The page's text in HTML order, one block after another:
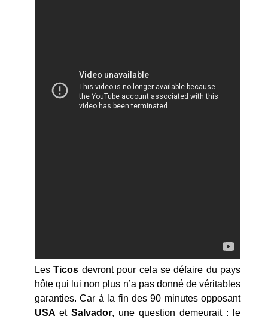
LesTicos devront pour cela se défaire du pays
hôte qui lui non plus n’a pas donné de véritables
garanties. Car à la fin des 90 minutes opposant
USA et Salvador, une question demeurait : le